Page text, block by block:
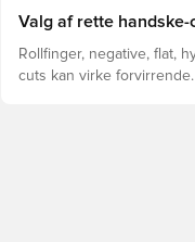
Valg af rette handske-
Rollfinger, negative, flat,
cuts kan virke